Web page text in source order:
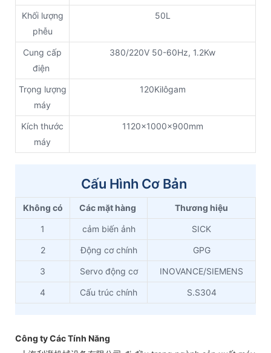
Khối lượng
phễu
50L
Cung cấp
điện
380/220V 50-60Hz, 1.2Kw
Trọng lượng
máy
120Kilôgam
Kích thước
máy
1120x1000x900mm
Cấu Hình Cơ Bản
Không có Các mặt hàng Thương hiệu
1 cảm biến ảnh SICK
2 Động cơ chính GPG
3 Servo động cơ INOVANCE/SIEMENS
4 Cấu trúc chính S.S304
Công ty Các Tính Năng